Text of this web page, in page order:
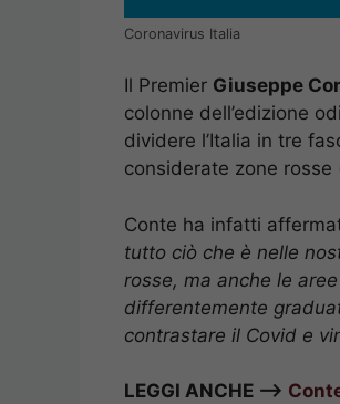
Coronavirus Italia
Il Premier Giuseppe
colonne dell’edizione
dividere l’Italia in tre
considerate zone rosse
Conte ha infatti
tutto ciò che è nelle
rosse, ma anche le
differentemente
contrastare il Covid e
LEGGI ANCHE –>